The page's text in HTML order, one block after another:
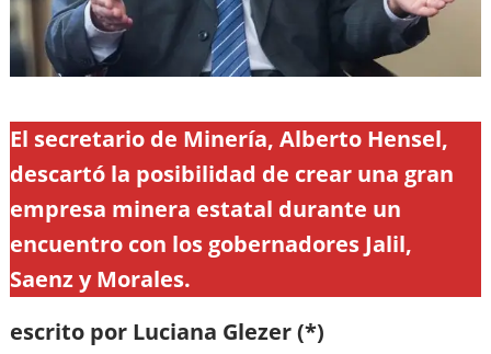
El secretario de Minería, Alberto Hensel,
descartó la posibilidad de crear una gran
empresa minera estatal durante un
encuentro con los gobernadores Jalil,
Saenz y Morales.
escrito por Luciana Glezer (*)